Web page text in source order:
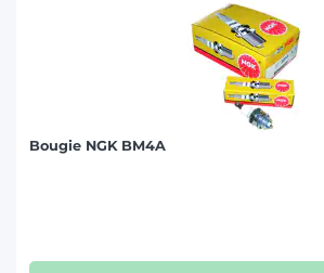
Bougie NGK BM4A